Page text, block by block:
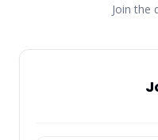
Join the